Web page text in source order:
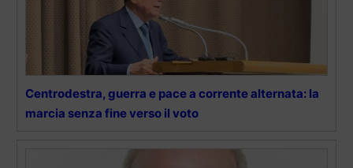
Centrodestra, guerra e pace a corrente alternata: la
marcia senza fine verso il voto